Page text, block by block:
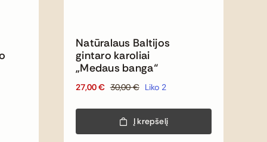
Natūralaus Baltijos
gintaro karoliai
„Medaus banga“
30,00€
Original
price
was:
30,00 €.
27,00€
Current
price
is:
27,00 €.
Liko 2
Į krepšelį